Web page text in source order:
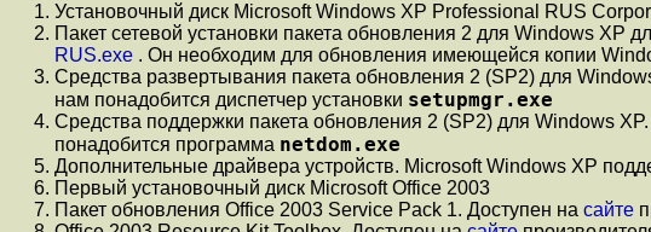
Установочный диск Microsoft Windows XP Professional RUS
Пакет сетевой установки пакета обновления 2 для Windows XP
RUS.exe . Он необходим для обновления имеющейся копии
Средства развертывания пакета обновления 2 (SP2) для
нам понадобится диспетчер установки setupmgr.exe
Средства поддержки пакета обновления 2 (SP2) для Windows
понадобится программа netdom.exe
Дополнительные драйвера устройств. Microsoft Windows XP
Первый установочный диск Microsoft Office 2003
Пакет обновления Office 2003 Service Pack 1. Доступен на сайте